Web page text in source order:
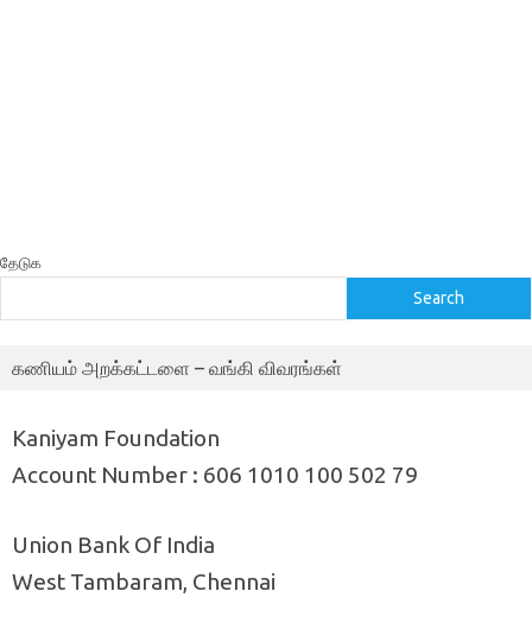
தேடுக
Search
கணியம் அறக்கட்டளை – வங்கி விவரங்கள்
Kaniyam Foundation
Account Number : 606 1010 100 502 79
Union Bank Of India
West Tambaram, Chennai